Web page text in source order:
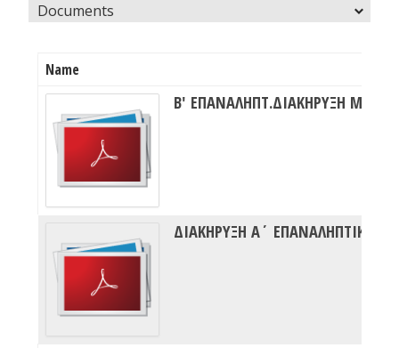
Documents
Name